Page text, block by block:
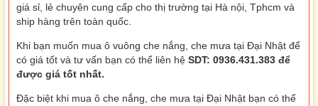
giá sỉ, lẻ chuyên cung cấp cho thị trường tại Hà nội, Tphcm và
ship hàng trên toàn quốc.
Khi bạn muốn mua ô vuông che nắng, che mưa tại Đại Nhật để
có giá tốt và tư vấn bạn có thể liên hệ SDT: 0936.431.383 để
được giá tốt nhất.
Đặc biệt khi mua ô che nắng, che mưa tại Đại Nhật bạn có thể